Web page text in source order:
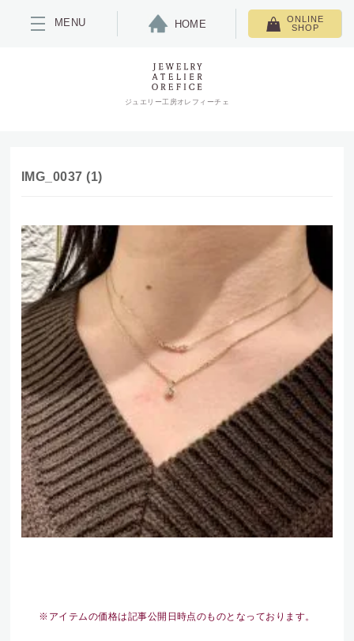
MENU HOME
ONLINE
SHOP
ジュエリー工房オレフィーチェ
IMG_0037 (1)
※アイテムの価格は記事公開日時点のものとなっております。